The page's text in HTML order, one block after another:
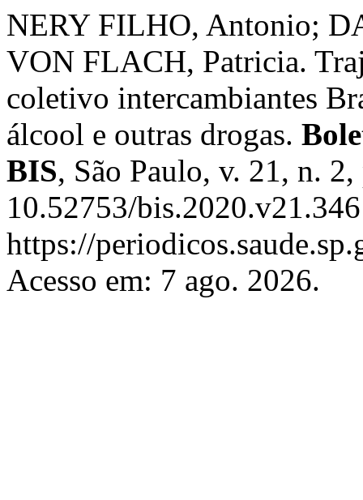
NERY FILHO, Antonio;
VON FLACH, Patricia.
coletivo intercambiantes
álcool e outras drogas.
BIS, São Paulo, v. 21, n.
10.52753/
https://
Acesso em: 7 ago. 2026.